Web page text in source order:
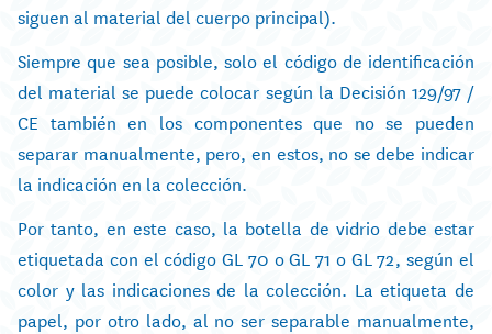
siguen al material del cuerpo principal).
Siempre que sea posible, solo el código de identificación
del material se puede colocar según la Decisión 129/97 /
CE también en los componentes que no se pueden
separar manualmente, pero, en estos, no se debe indicar
la indicación en la colección.
Por tanto, en este caso, la botella de vidrio debe estar
etiquetada con el código GL 70 o GL 71 o GL 72, según el
color y las indicaciones de la colección. La etiqueta de
papel, por otro lado, al no ser separable manualmente,